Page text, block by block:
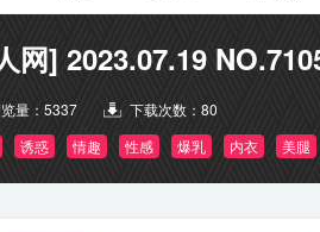
网] 2023.07.19
量： 5337 下载次数： 80
诱惑 情趣 性感 爆乳 内衣 美腿